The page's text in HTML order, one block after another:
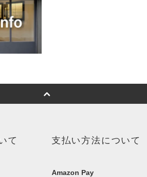
て 支払い方法について
Amazon Pay